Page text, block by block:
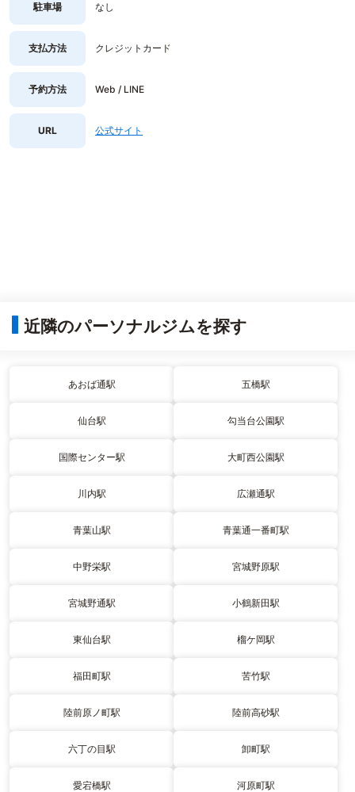
駐車場 なし
支払方法 クレジットカード
予約方法 Web / LINE
URL 公式サイト
近隣のパーソナルジムを探す
あおば通駅 五橋駅
仙台駅 勾当台公園駅
国際センター駅 大町西公園駅
川内駅 広瀬通駅
青葉山駅 青葉通一番町駅
中野栄駅 宮城野原駅
宮城野通駅 小鶴新田駅
東仙台駅 榴ケ岡駅
福田町駅 苦竹駅
陸前原ノ町駅 陸前高砂駅
六丁の目駅 卸町駅
愛宕橋駅 河原町駅